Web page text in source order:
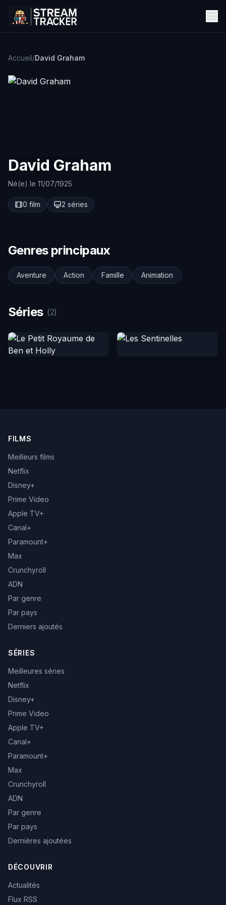
Accueil/David Graham
David Graham
Né(e) le 11/07/1925
0 film 2 séries
Genres principaux
Aventure Action Famille Animation
Séries (2)
FILMS
Meilleurs films
Netflix
Disney+
Prime Video
Apple TV+
Canal+
Paramount+
Max
Crunchyroll
ADN
Par genre
Par pays
Derniers ajoutés
SÉRIES
Meilleures séries
Netflix
Disney+
Prime Video
Apple TV+
Canal+
Paramount+
Max
Crunchyroll
ADN
Par genre
Par pays
Dernières ajoutées
DÉCOUVRIR
Actualités
Flux RSS